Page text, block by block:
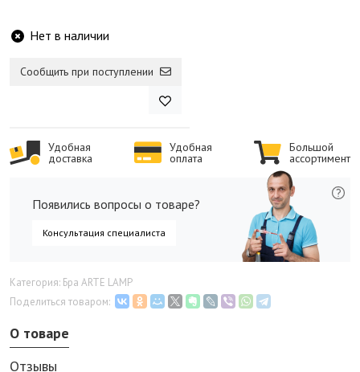
Нет в наличии
Сообщить при поступлении
Удобная
доставка
Удобная
оплата
Большой
ассортимент
Появились вопросы о товаре?
Консультация специалиста
Категория: Бра ARTE LAMP
Поделиться товаром:
О товаре
Отзывы